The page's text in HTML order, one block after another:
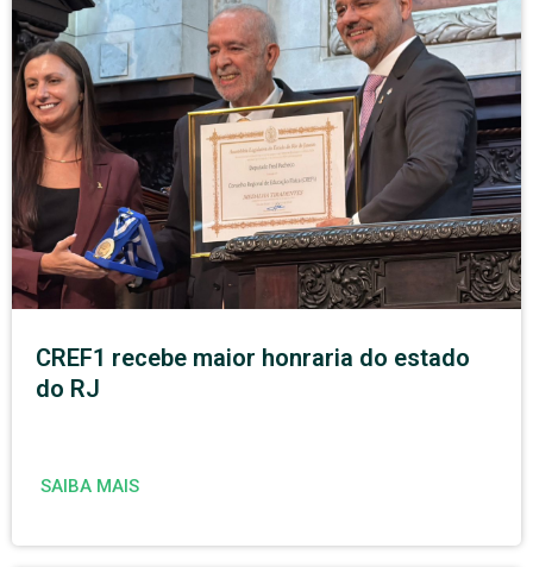
CREF1 recebe maior honraria do estado
do RJ
SAIBA MAIS